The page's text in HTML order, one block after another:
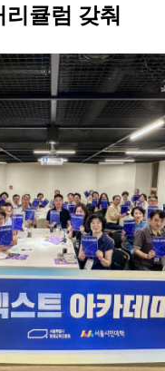
큘럼 갖춰